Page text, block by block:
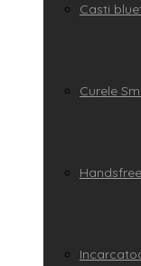
Casti
Curele